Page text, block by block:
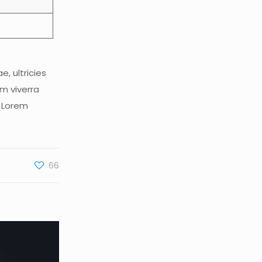
ultricies
viverra
66